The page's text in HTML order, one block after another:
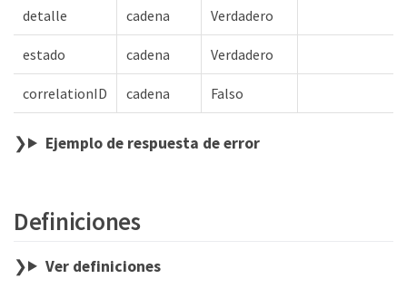
detalle cadena Verdadero
estado cadena Verdadero
correlationID cadena Falso
Ejemplo de respuesta de error
Definiciones
Ver definiciones